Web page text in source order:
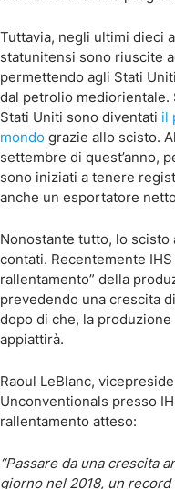
Tuttavia, negli ultimi dieci
statunitensi sono riuscite
permettendo agli Stati
dal petrolio mediorientale.
Stati Uniti sono diventati il
mondo grazie allo scisto.
settembre di quest’anno,
sono iniziati a tenere
anche un esportatore
Nonostante tutto, lo
contati. Recentemente
rallentamento” della
prevedendo una crescita
dopo di che, la
appiattirà.
Raoul LeBlanc,
Unconventionals presso
rallentamento atteso:
“Passare da una crescita
giorno nel 2018, un